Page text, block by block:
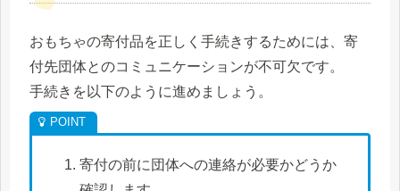
おもちゃの寄付品を正しく手続きするためには、寄
付先団体とのコミュニケーションが不可欠です。
手続きを以下のように進めましょう。
寄付の前に団体への連絡が必要かどうか